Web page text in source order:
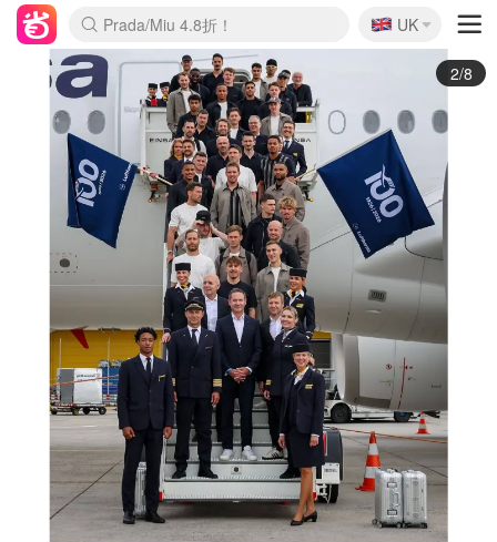
麦卢卡蜂蜜夏促！个位数！
Prada/Miu 4.8折！
啥？必胜客披萨5折！
🇬🇧
UK
3/8